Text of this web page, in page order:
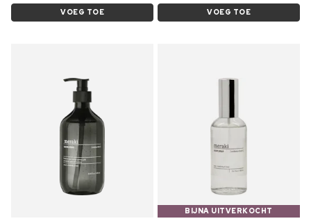
VOEG TOE VOEG TOE
BIJNA UITVERKOCHT